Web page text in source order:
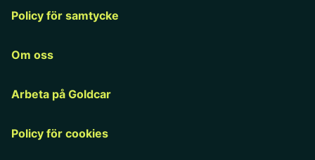
Policy för samtycke
Om oss
Arbeta på Goldcar
Policy för cookies